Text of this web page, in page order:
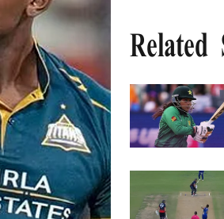
Related